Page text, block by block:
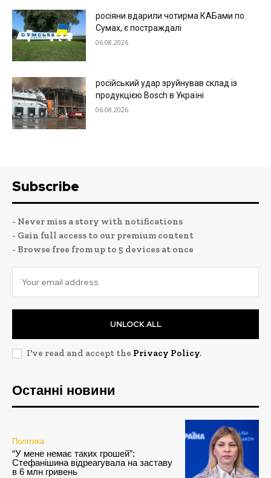
росіяни вдарили чотирма КАБами по
Сумах, є постраждалі
06.08.2026
російський удар зруйнував склад із
продукцією Bosch в Україні
06.08.2026
Subscribe
- Never miss a story with notifications
- Gain full access to our premium content
- Browse free from up to 5 devices at once
UNLOCK ALL
I've read and accept the Privacy Policy.
Останні новини
Політика
“У мене немає таких грошей”:
Стефанішина відреагувала на заставу
в 6 млн гривень